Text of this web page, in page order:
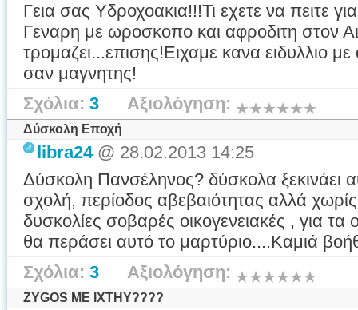
Γεια σας Υδροχοακια!!!Τι εχετε να πειτε
Γεναρη με ωροσκοπο και αφροδιτη στον
τρομαζει...επισης!Ειχαμε κανα ειδυλλιο
σαν μαγνητης!
Σχόλια: 3 Αξιολόγηση:
Δύσκολη Εποχή
libra24@ 28.02.2013 14:25
Δύσκολη Πανσέληνος? δύσκολα ξεκινάει
σχολή, περίοδος αβεβαιότητας αλλά
δυσκολίες σοβαρές οικογενειακές , για τα
θα περάσει αυτό το μαρτύριο....Καμιά
Σχόλια: 3 Αξιολόγηση:
ZYGOS ME IXTHY????